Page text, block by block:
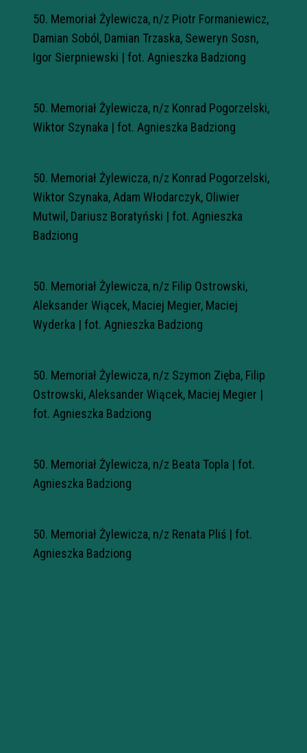
50. Memoriał Żylewicza, n/z Piotr Formaniewicz,
Damian Soból, Damian Trzaska, Seweryn Sosn,
Igor Sierpniewski | fot. Agnieszka Badziong
50. Memoriał Żylewicza, n/z Konrad Pogorzelski,
Wiktor Szynaka | fot. Agnieszka Badziong
50. Memoriał Żylewicza, n/z Konrad Pogorzelski,
Wiktor Szynaka, Adam Włodarczyk, Oliwier
Mutwil, Dariusz Boratyński | fot. Agnieszka
Badziong
50. Memoriał Żylewicza, n/z Filip Ostrowski,
Aleksander Wiącek, Maciej Megier, Maciej
Wyderka | fot. Agnieszka Badziong
50. Memoriał Żylewicza, n/z Szymon Zięba, Filip
Ostrowski, Aleksander Wiącek, Maciej Megier |
fot. Agnieszka Badziong
50. Memoriał Żylewicza, n/z Beata Topla | fot.
Agnieszka Badziong
50. Memoriał Żylewicza, n/z Renata Pliś | fot.
Agnieszka Badziong